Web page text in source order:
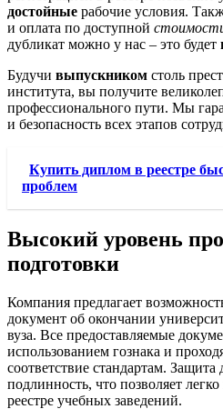
достойные рабочие условия.
и оплата по доступной
дубликат можно у нас – это будет
Будучи выпускником столь
института, вы получите
профессионального пути. Мы
и безопасность всех этапов
Купить диплом в реестре
проблем
Высокий уровень
подготовки
Компания предлагает
документ об окончании
вуза. Все предоставляемые
использованием гознака и
соответствие стандартам.
подлинность, что позволяет
реестре учебных заведений.